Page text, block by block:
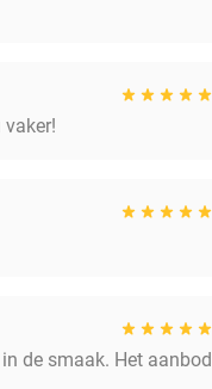
de smaak. Het aanbod